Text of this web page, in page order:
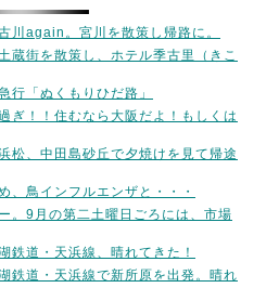
川again。宮川を散策し帰路に。
蔵街を散策し、ホテル季古里（きこ
「ぬくもりひだ路」
ぎ！！住むなら大阪だよ！もしくは
松、中田島砂丘で夕焼けを見て帰途
鳥インフルエンザと・・・
。9月の第二土曜日ごろには、市場
道・天浜線、晴れてきた！
鉄道・天浜線で新所原を出発。晴れ